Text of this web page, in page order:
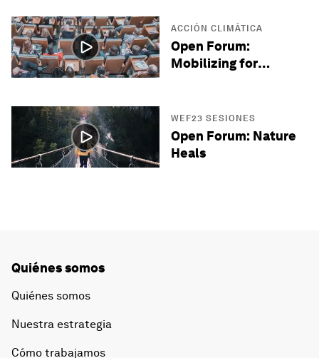
ACCIÓN CLIMÁTICA
Open Forum:
Mobilizing for
WEF23 SESIONES
Open Forum: Nature
Heals
Quiénes somos
Quiénes somos
Nuestra estrategia
Cómo trabajamos